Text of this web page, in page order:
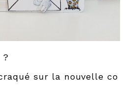
?
sur la nouvelle co